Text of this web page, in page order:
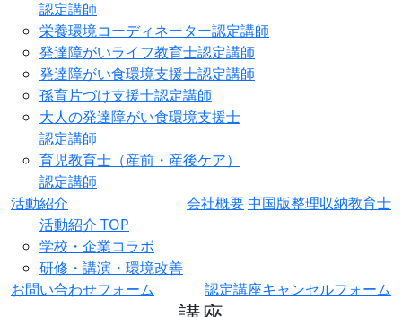
認定講師
栄養環境コーディネーター認定講師
発達障がいライフ教育士認定講師
発達障がい食環境支援士認定講師
孫育片づけ支援士認定講師
大人の発達障がい食環境支援士
認定講師
育児教育士（産前・産後ケア）
認定講師
活動紹介
活動紹介 TOP
学校・企業コラボ
研修・講演・環境改善
会社概要中国版整理収納教育士
お問い合わせフォーム 認定講座キャンセルフォーム